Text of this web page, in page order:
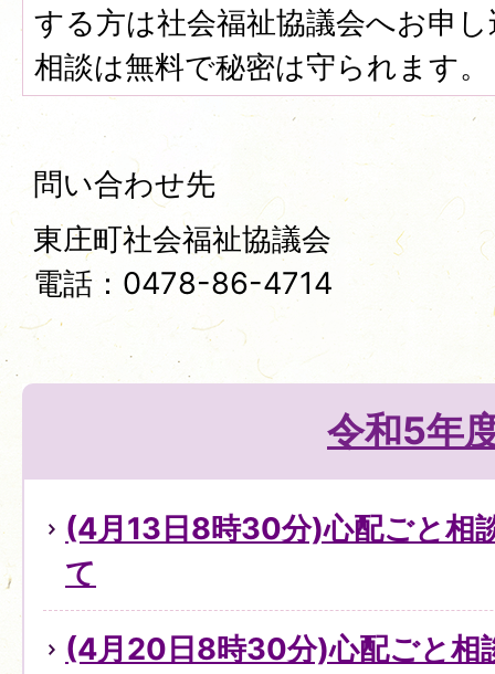
する方は社会福祉協議会へお申
相談は無料で秘密は守られます。
問い合わせ先
東庄町社会福祉協議会
電話：0478-86-4714
令和5年
(4月13日8時30分)心配ごと相
て
(4月20日8時30分)心配ごと相